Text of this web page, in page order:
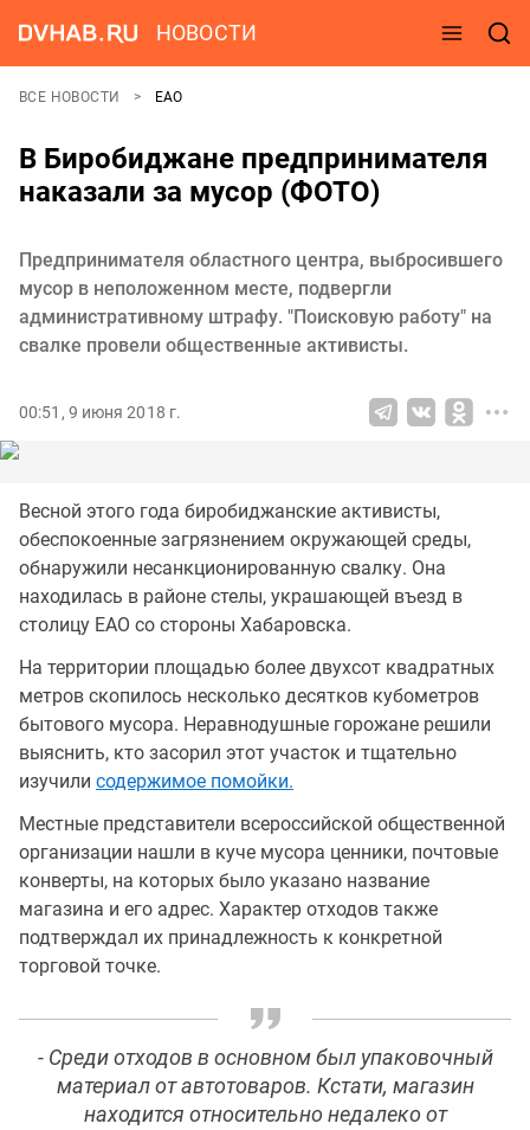
НОВОСТИ
ВСЕ НОВОСТИ ЕАО
В Биробиджане предпринимателя
наказали за мусор (ФОТО)
Предпринимателя областного центра, выбросившего
мусор в неположенном месте, подвергли
административному штрафу. "Поисковую работу" на
свалке провели общественные активисты.
00:51, 9 июня 2018 г.
Весной этого года биробиджанские активисты,
обеспокоенные загрязнением окружающей среды,
обнаружили несанкционированную свалку. Она
находилась в районе стелы, украшающей въезд в
столицу ЕАО со стороны Хабаровска.
На территории площадью более двухсот квадратных
метров скопилось несколько десятков кубометров
бытового мусора. Неравнодушные горожане решили
выяснить, кто засорил этот участок и тщательно
изучили содержимое помойки.
Местные представители всероссийской общественной
организации нашли в куче мусора ценники, почтовые
конверты, на которых было указано название
магазина и его адрес. Характер отходов также
подтверждал их принадлежность к конкретной
торговой точке.
- Среди отходов в основном был упаковочный
материал от автотоваров. Кстати, магазин
находится относительно недалеко от